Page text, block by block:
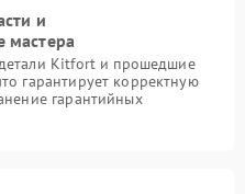
и
мастера
Kitfort и прошедшие
гарантирует корректную
гарантийных